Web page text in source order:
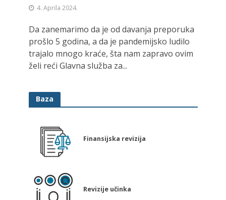
4. Aprila 2024.
Da zanemarimo da je od davanja preporuka
prošlo 5 godina, a da je pandemijsko ludilo
trajalo mnogo kraće, šta nam zapravo ovim
želi reći Glavna služba za...
Baza
Finansijska revizija
Revizije učinka